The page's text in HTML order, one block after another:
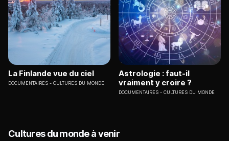
La Finlande vue du ciel
DOCUMENTAIRES CULTURES DU MONDE
Astrologie : faut-il
vraiment y croire ?
DOCUMENTAIRES CULTURES DU MONDE
Cultures du monde à venir